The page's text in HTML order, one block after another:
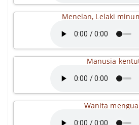
Menelan, Lelaki
Manusia
Wanita